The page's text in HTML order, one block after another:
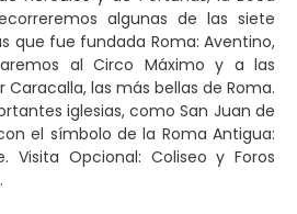
algunas de las siete
que fue fundada Roma: Aventino,
al Circo Máximo y a las
las más bellas de Roma.
iglesias, como San Juan de
el símbolo de la Roma Antigua:
Visita Opcional: Coliseo y Foros